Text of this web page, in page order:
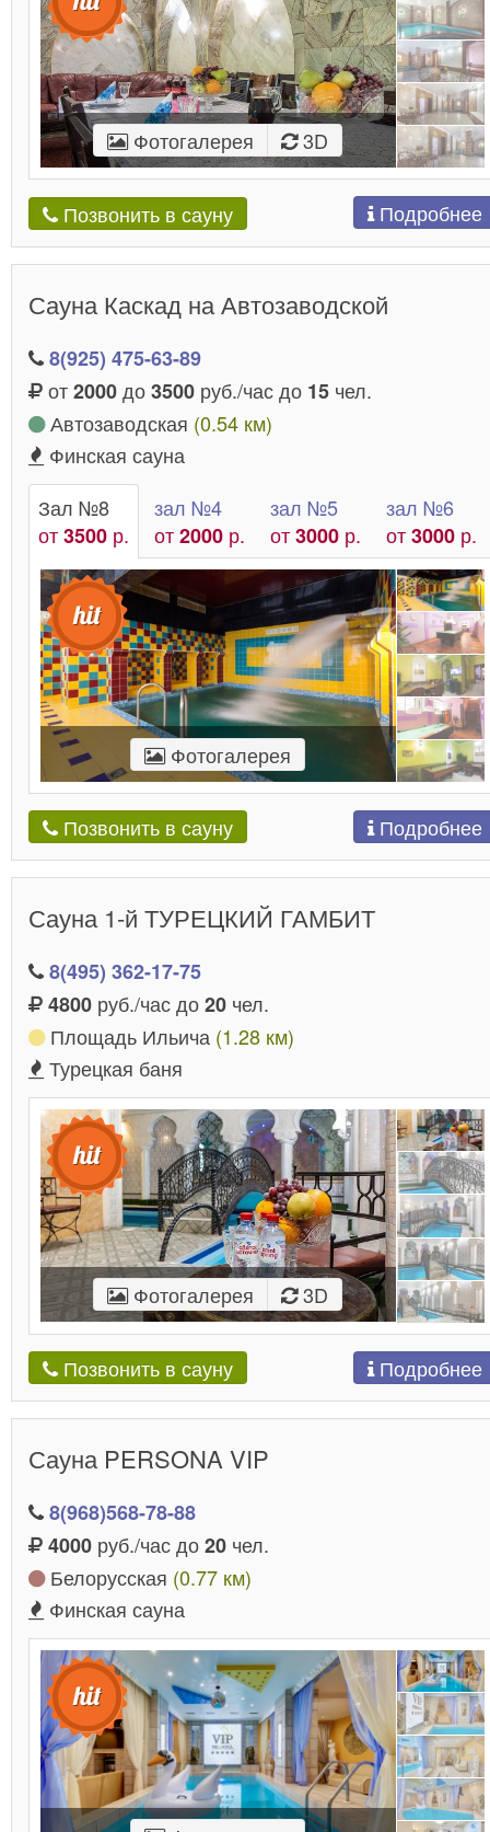
Фотогалерея 3D
Позвонить в сауну Подробнее
Сауна Каскад на Автозаводской
8(925) 475-63-89
от2000до3500 руб./час до 15 чел.
Автозаводская (0.54 км)
Финская сауна
Зал №8
от3500 р.
зал №4
от2000 р.
зал №5
от3000 р.
зал №6
от3000 р.
Фотогалерея
Позвонить в сауну Подробнее
Сауна 1-й ТУРЕЦКИЙ ГАМБИТ
8(495) 362-17-75
4800 руб./час до20 чел.
Площадь Ильича (1.28 км)
Турецкая баня
Фотогалерея 3D
Позвонить в сауну Подробнее
Сауна PERSONA VIP
8(968)568-78-88
4000 руб./час до20 чел.
Белорусская (0.77 км)
Финская сауна